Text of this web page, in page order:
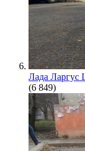
Лада Ларгус
(6 849)